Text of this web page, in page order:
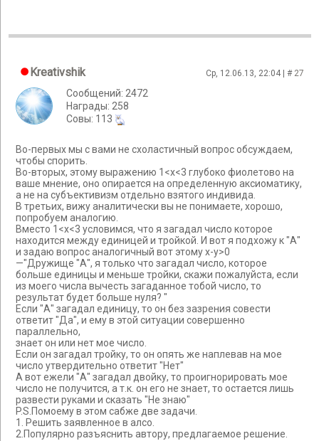
Kreativshik Ср, 12.06.13, 22:04 | # 27
Сообщений: 2472
Награды: 258
Cовы: 113
Во-первых мы с вами не схоластичный вопрос обсуждаем,
чтобы спорить.
Во-вторых, этому выражению 1<х<3 глубоко фиолетово на
ваше мнение, оно опирается на определенную аксиоматику,
а не на субъективизм отдельно взятого индивида.
В третьих, вижу аналитически вы не понимаете, хорошо,
попробуем аналогию.
Вместо 1<х<3 условимся, что я загадал число которое
находится между единицей и тройкой. И вот я подхожу к "А"
и задаю вопрос аналогичный вот этому х-у>0
—"Дружище "А", я только что загадал число, которое
больше единицы и меньше тройки, скажи пожалуйста, если
из моего числа вычесть загаданное тобой число, то
результат будет больше нуля? "
Если "А" загадал единицу, то он без зазрения совести
ответит "Да", и ему в этой ситуации совершенно
параллельно,
знает он или нет мое число.
Если он загадал тройку, то он опять же наплевав на мое
число утвердительно ответит "Нет"
А вот ежели "А" загадал двойку, то проигнорировать мое
число не получится, а т.к. он его не знает, то остается лишь
развести руками и сказать "Не знаю"
P.S.Помоему в этом сабже две задачи.
1. Решить заявленное в алсо.
2.Популярно разъяснить автору, предлагаемое решение.